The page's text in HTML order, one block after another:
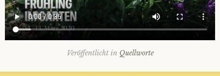
Impressum
Veröffentlicht in Quellworte